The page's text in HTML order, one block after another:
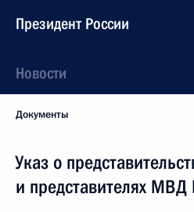
Президент России
Новости
Документы
Указ о
и представителях МВД